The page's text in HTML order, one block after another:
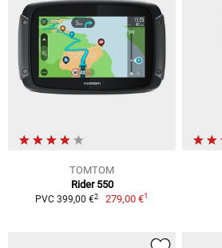
TOMTOM
Rider 550
PVC 399,00 €2 279,00 €1